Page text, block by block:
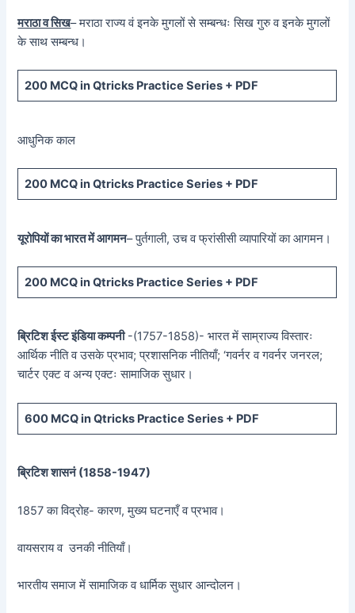
मराठा व सिख– मराठा राज्य वं इनके मुगलों से सम्बन्धः सिख गुरु व इनके मुगलों
के साथ सम्बन्ध।
200 MCQ in Qtricks Practice Series + PDF
आधुनिक काल
200 MCQ in Qtricks Practice Series + PDF
यूरोपियों का भारत में आगमन– पुर्तगाली, उच व फ्रांसीसी व्यापारियों का आगमन।
200 MCQ in Qtricks Practice Series + PDF
ब्रिटिश ईस्ट इंडिया कम्पनी-(1757-1858)- भारत में साम्राज्य विस्तारः
आर्थिक नीति व उसके प्रभाव; प्रशासनिक नीतियाँ; ‘गवर्नर व गवर्नर जनरल;
चार्टर एक्ट व अन्य एक्टः सामाजिक सुधार।
600 MCQ in Qtricks Practice Series + PDF
ब्रिटिश शासनं (1858-1947)
1857 का विद्रोह- कारण, मुख्य घटनाएँ व प्रभाव।
वायसराय व उनकी नीतियाँ।
भारतीय समाज में सामाजिक व धार्मिक सुधार आन्दोलन।